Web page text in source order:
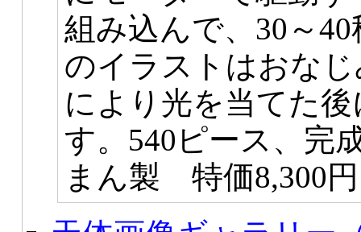
組み込んで、30～
のイラストはおな
により光を当てた
す。540ピース、完
まん製 特価8,300円